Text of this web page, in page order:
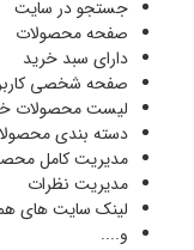
جستجو در سایت
صفحه محصولات
دارای سبد خرید
صفحه شخصی
لیست محصولات
دسته بندی
مدیریت کامل
مدیریت نظرات
لینک سایت های
و....